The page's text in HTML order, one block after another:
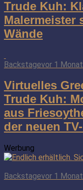
Trude Kuh:
Malermeister
Wände
Backstagevor 1 Monat
Virtuelles
Trude Kuh:
aus
der neuen
Werbung
Backstagevor 1 Monat